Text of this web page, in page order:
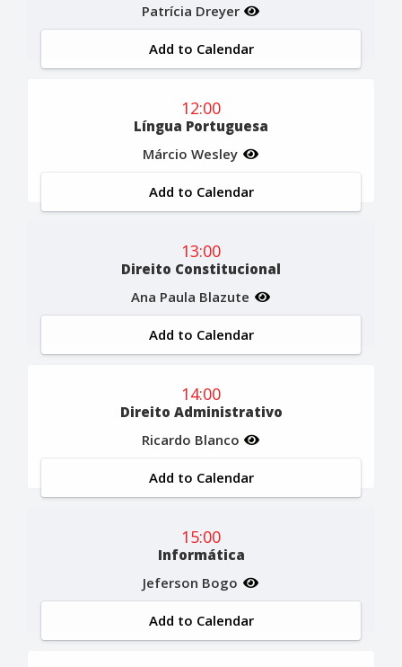
Patrícia Dreyer
Add to Calendar
12:00
Língua Portuguesa
Márcio Wesley
Add to Calendar
13:00
Direito Constitucional
Ana Paula Blazute
Add to Calendar
14:00
Direito Administrativo
Ricardo Blanco
Add to Calendar
15:00
Informática
Jeferson Bogo
Add to Calendar